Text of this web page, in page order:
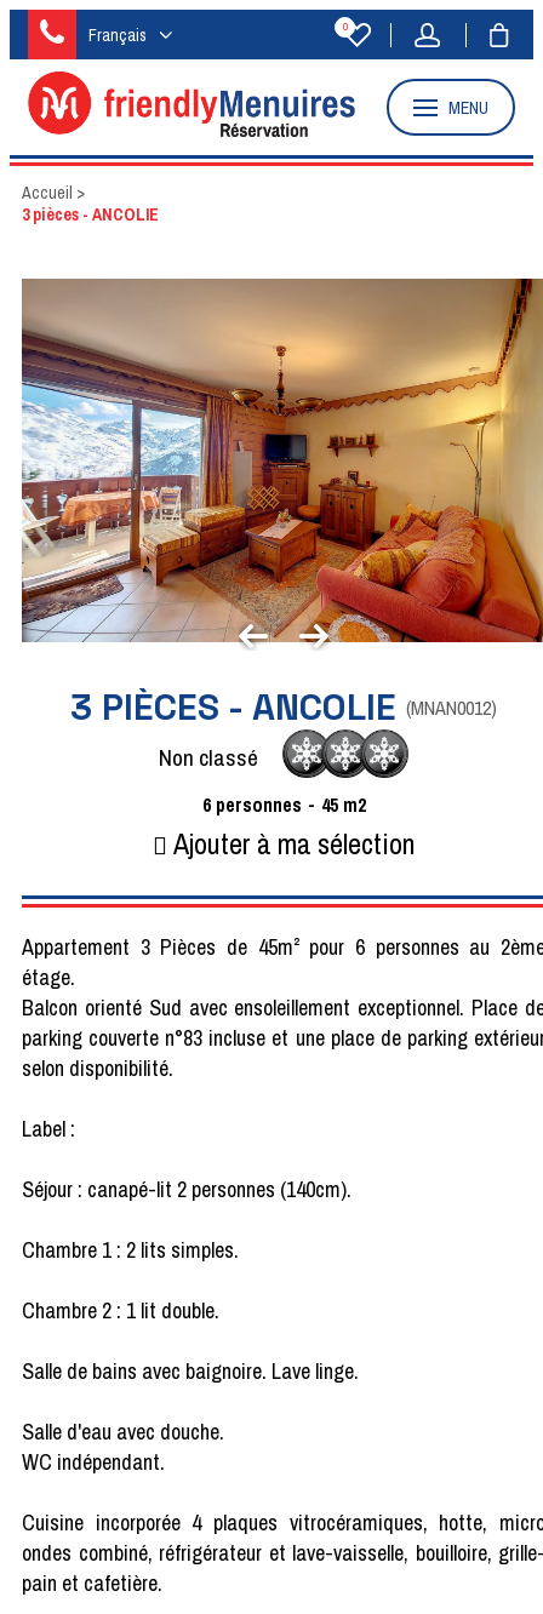
Français 0
MENU
Accueil >
3 pièces - ANCOLIE
3 PIÈCES - ANCOLIE (MNAN0012)
Non classé
6 personnes 45 m2
Ajouter à ma sélection
Appartement 3 Pièces de 45m² pour 6 personnes au
étage.
Balcon orienté Sud avec ensoleillement exceptionnel. Place
parking couverte n°83 incluse et une place de parking
selon disponibilité.
Label :
Séjour : canapé-lit 2 personnes (140cm).
Chambre 1 : 2 lits simples.
Chambre 2 : 1 lit double.
Salle de bains avec baignoire. Lave linge.
Salle d'eau avec douche.
WC indépendant.
Cuisine incorporée 4 plaques vitrocéramiques, hotte,
ondes combiné, réfrigérateur et lave-vaisselle, bouilloire,
pain et cafetière.